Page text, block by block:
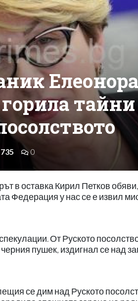
Елеонора
тайни
735 0
в оставка Кирил Петков
Федерация у нас се е извил
От Руското
пушек, издигнал се над
се дим над Руското